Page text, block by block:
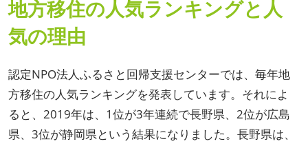
地方移住の人気ランキングと人
気の理由
認定NPO法人ふるさと回帰支援センターでは、毎年地
方移住の人気ランキングを発表しています。それによ
ると、2019年は、1位が3年連続で長野県、2位が広島
県、3位が静岡県という結果になりました。長野県は、